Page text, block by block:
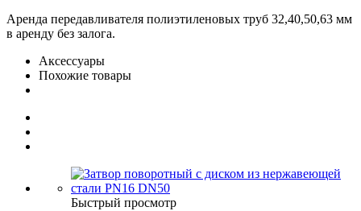
Аренда передавливателя полиэтиленовых труб 32,40,50,63 мм
в аренду без залога.
Аксессуары
Похожие товары
Быстрый просмотр